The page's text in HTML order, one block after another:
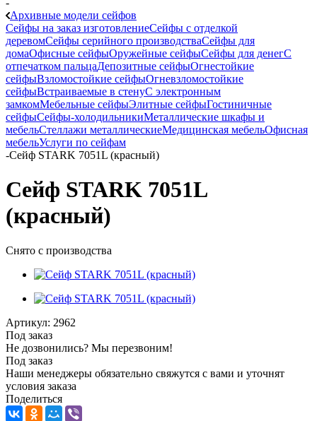
-
Архивные модели сейфов
Сейфы на заказ изготовлениеСейфы с отделкой
деревомСейфы серийного производстваСейфы для
домаОфисные сейфыОружейные сейфыСейфы для денегС
отпечатком пальцаДепозитные сейфыОгнестойкие
сейфыВзломостойкие сейфыОгневзломостойкие
сейфыВстраиваемые в стенуС электронным
замкомМебельные сейфыЭлитные сейфыГостиничные
сейфыСейфы-холодильникиМеталлические шкафы и
мебельСтеллажи металлическиеМедицинская мебельОфисная
мебельУслуги по сейфам
-Сейф STARK 7051L (красный)
Сейф STARK 7051L
(красный)
Снято с производства
Артикул: 2962
Под заказ
Не дозвонились? Мы перезвоним!
Под заказ
Наши менеджеры обязательно свяжутся с вами и уточнят
условия заказа
Поделиться